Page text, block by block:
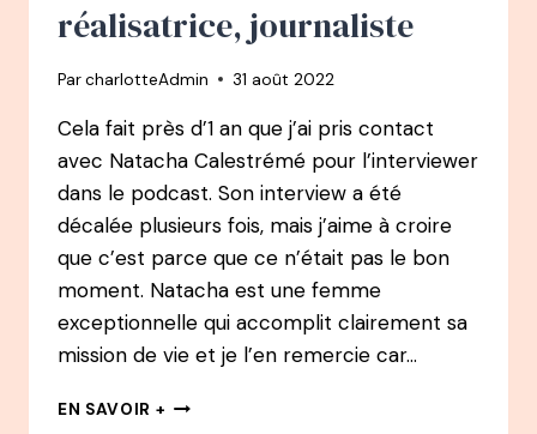
CARRIÈRE
COMMUNICATION
TEDX
AUX
2
DE
VUES
réalisatrice, journaliste
ParcharlotteAdmin 31 août 2022
Cela fait près d’1 an que j’ai pris contact
avec Natacha Calestrémé pour l’interviewer
dans le podcast. Son interview a été
décalée plusieurs fois, mais j’aime à croire
que c’est parce que ce n’était pas le bon
moment. Natacha est une femme
exceptionnelle qui accomplit clairement sa
mission de vie et je l’en remercie car…
EN SAVOIR + 84